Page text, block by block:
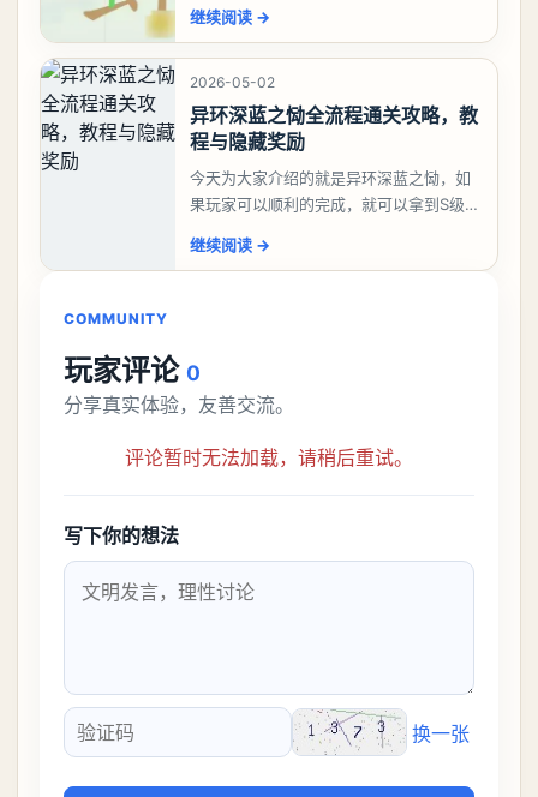
大、夫、夰、巾、中、虫、下、虾、卜、
囗、吓、卟、
继续阅读 →
2026-05-02
异环深蓝之恸全流程通关攻略，教
程与隐藏奖励
今天为大家介绍的就是异环深蓝之恸，如
果玩家可以顺利的完成，就可以拿到S级弧
比较高的，对于那些新手玩家并不建议直
继续阅读 →
COMMUNITY
玩家评论 0
分享真实体验，友善交流。
评论暂时无法加载，请稍后重试。
写下你的想法
验证码
换一张